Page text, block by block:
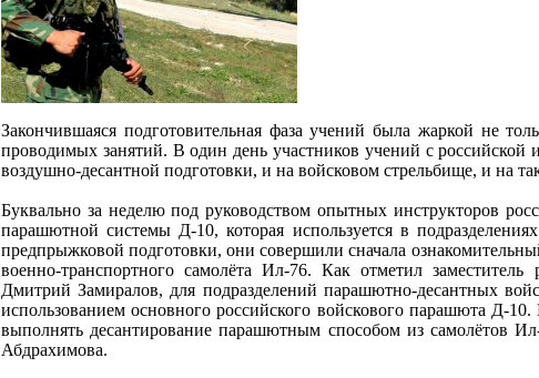
Закончившаяся подготовительная фаза учений была жаркой не
проводимых занятий. В один день участников учений с
воздушно-десантной подготовки, и на войсковом стрельбище, и на
Буквально за неделю под руководством опытных инструкторов
парашютной системы Д-10, которая используется в
предпрыжковой подготовки, они совершили сначала
военно-транспортного самолёта Ил-76. Как отметил
Дмитрий Замиралов, для подразделений парашютно-десантных
использованием основного российского войскового парашюта Д-
выполнять десантирование парашютным способом из самолётов
Абдрахимова.